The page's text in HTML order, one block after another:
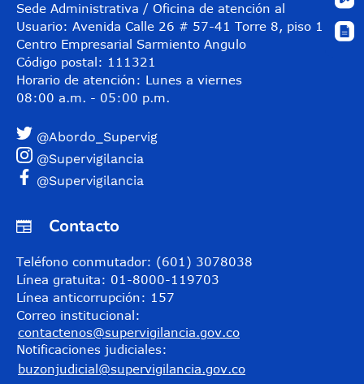
Sede Administrativa / Oficina de atención al
Usuario: Avenida Calle 26 # 57-41 Torre 8, piso 11
Centro Empresarial Sarmiento Angulo
Código postal: 111321
Horario de atención: Lunes a viernes
08:00 a.m. - 05:00 p.m.
@Abordo_Supervig
@Supervigilancia
@Supervigilancia
Contacto
Teléfono conmutador: (601) 3078038
Línea gratuita: 01-8000-119703
Línea anticorrupción: 157
Correo institucional:
contactenos@supervigilancia.gov.co
Notificaciones judiciales:
buzonjudicial@supervigilancia.gov.co